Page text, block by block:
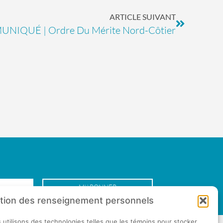
des renseignement personnels
ARTICLE SUIVANT
| Ordre Du Mérite Nord-Côtier
M'ABONNER